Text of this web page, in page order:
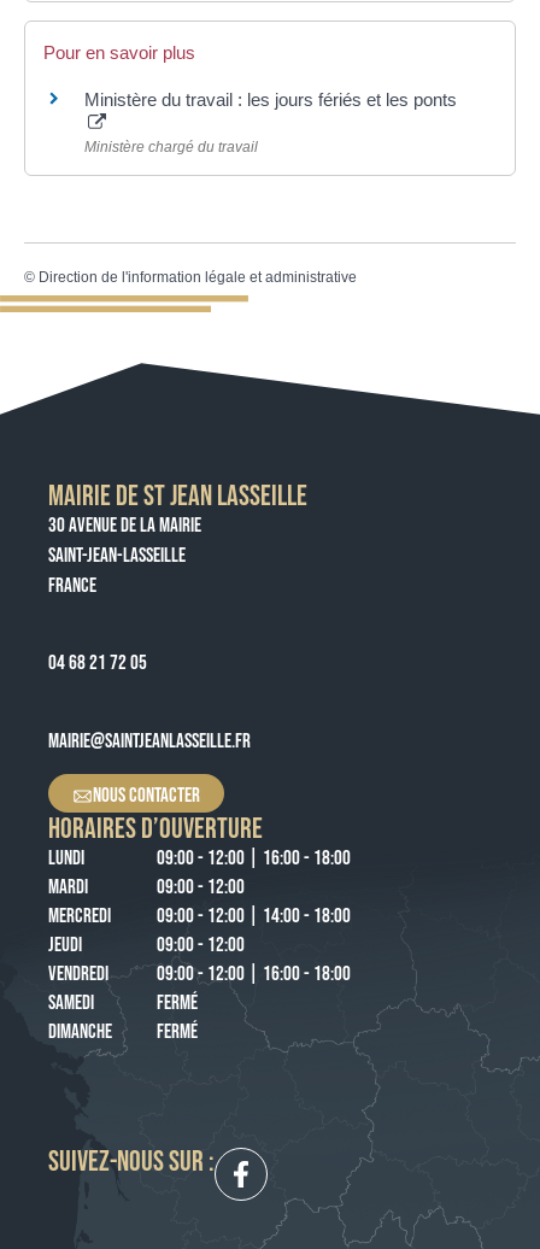
Pour en savoir plus
Ministère du travail : les jours fériés et les ponts
Ministère chargé du travail
© Direction de l'information légale et administrative
MAIRIE DE ST JEAN LASSEILLE
30 AVENUE DE LA MAIRIE
SAINT-JEAN-LASSEILLE
FRANCE
04 68 21 72 05
MAIRIE@SAINTJEANLASSEILLE.FR
NOUS CONTACTER
HORAIRES D’OUVERTURE
LUNDI
09:00 - 12:00 | 16:00 - 18:00
MARDI
09:00 - 12:00
MERCREDI
09:00 - 12:00 | 14:00 - 18:00
JEUDI
09:00 - 12:00
VENDREDI
09:00 - 12:00 | 16:00 - 18:00
SAMEDI
FERMÉ
DIMANCHE
FERMÉ
SUIVEZ-NOUS SUR :